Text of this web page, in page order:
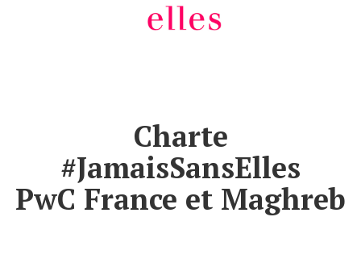
Charte
#JamaisSansElles
PwC France et Maghreb